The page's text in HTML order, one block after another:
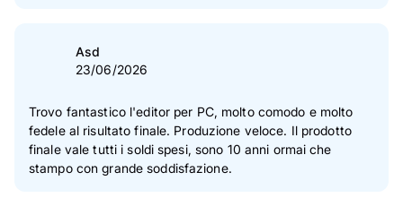
Asd
23/06/2026
Trovo fantastico l'editor per PC, molto comodo e molto
fedele al risultato finale. Produzione veloce. Il prodotto
finale vale tutti i soldi spesi, sono 10 anni ormai che
stampo con grande soddisfazione.